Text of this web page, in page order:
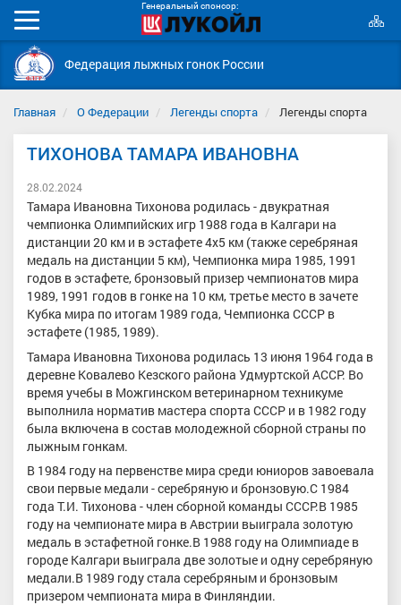
Генеральный спонсор:
Мобильное
меню
Федерация лыжных гонок России
Главная О Федерации Легенды спорта Легенды спорта
ТИХОНОВА ТАМАРА ИВАНОВНА
28.02.2024
Тамара Ивановна Тихонова родилась - двукратная
чемпионка Олимпийских игр 1988 года в Калгари на
дистанции 20 км и в эстафете 4х5 км (также серебряная
медаль на дистанции 5 км), Чемпионка мира 1985, 1991
годов в эстафете, бронзовый призер чемпионатов мира
1989, 1991 годов в гонке на 10 км, третье место в зачете
Кубка мира по итогам 1989 года, Чемпионка СССР в
эстафете (1985, 1989).
Тамара Ивановна Тихонова родилась 13 июня 1964 года в
деревне Ковалево Кезского района Удмуртской АССР. Во
время учебы в Можгинском ветеринарном техникуме
выполнила норматив мастера спорта СССР и в 1982 году
была включена в состав молодежной сборной страны по
лыжным гонкам.
В 1984 году на первенстве мира среди юниоров завоевала
свои первые медали - серебряную и бронзовую.С 1984
года Т.И. Тихонова - член сборной команды СССР.В 1985
году на чемпионате мира в Австрии выиграла золотую
медаль в эстафетной гонке.В 1988 году на Олимпиаде в
городе Калгари выиграла две золотые и одну серебряную
медали.В 1989 году стала серебряным и бронзовым
призером чемпионата мира в Финляндии.